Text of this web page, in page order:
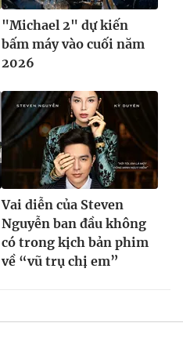
"Michael 2" dự kiến
bấm máy vào cuối năm
2026
Vai diễn của Steven
Nguyễn ban đầu không
có trong kịch bản phim
về “vũ trụ chị em”